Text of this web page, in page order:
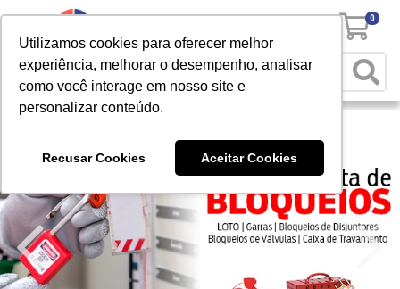
Utilizamos cookies para oferecer melhor
experiência, melhorar o desempenho, analisar
como você interage em nosso site e
personalizar conteúdo.
Recusar Cookies Aceitar Cookies
0